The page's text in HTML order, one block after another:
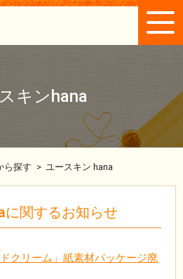
キンhana
ら探す > ユースキン hana
に関するお知らせ
クリーム」紙素材パッケージ廃